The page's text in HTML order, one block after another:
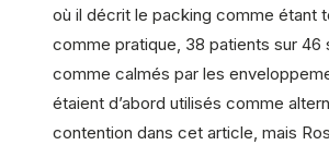
où il décrit le packing comme étant
comme pratique, 38 patients sur 46
comme calmés par les
étaient d’abord utilisés comme
contention dans cet article, mais